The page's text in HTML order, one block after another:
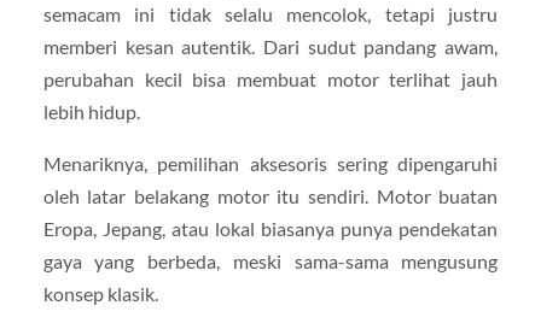
semacam ini tidak selalu mencolok, tetapi justru
memberi kesan autentik. Dari sudut pandang awam,
perubahan kecil bisa membuat motor terlihat jauh
lebih hidup.
Menariknya, pemilihan aksesoris sering dipengaruhi
oleh latar belakang motor itu sendiri. Motor buatan
Eropa, Jepang, atau lokal biasanya punya pendekatan
gaya yang berbeda, meski sama-sama mengusung
konsep klasik.